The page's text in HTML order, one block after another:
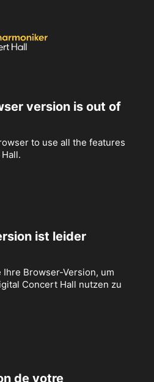
version is out of
to use all the features
ist leider
Browser-Version, um
Concert Hall nutzen zu
de votre